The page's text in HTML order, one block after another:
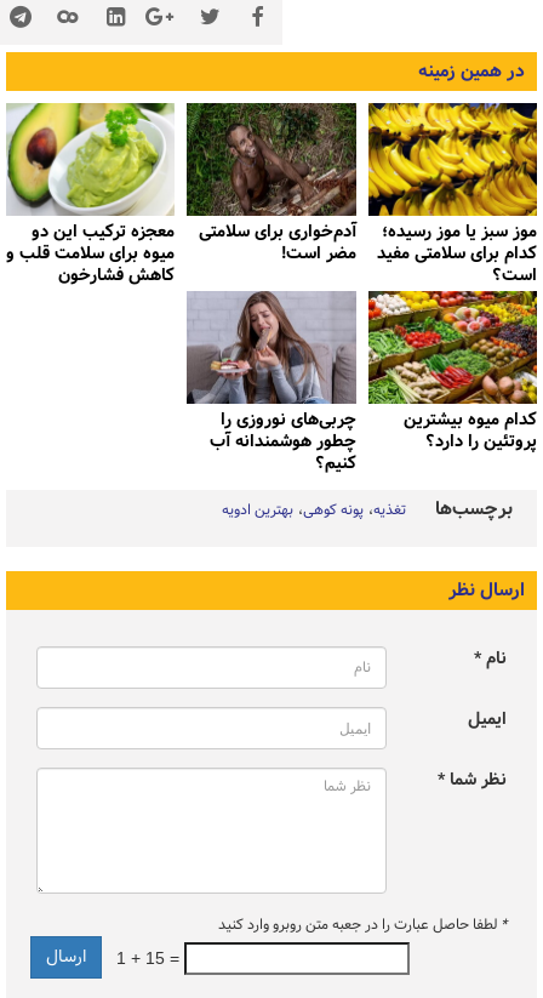
در همین زمینه
موز سبز یا موز رسیده؛
کدام برای سلامتی مفید
است؟
آدم‌خواری برای سلامتی
مضر است!
معجزه ترکیب این دو
میوه برای سلامت قلب و
کاهش فشارخون
کدام میوه بیشترین
پروتئین را دارد؟
چربی‌های نوروزی را
چطور هوشمندانه آب
کنیم؟
برچسب‌ها تغذیه پونه کوهی بهترین ادویه
ارسال نظر
نام *
ایمیل
نظر شما *
* لطفا حاصل عبارت را در جعبه متن روبرو وارد کنید
1 + 15 =